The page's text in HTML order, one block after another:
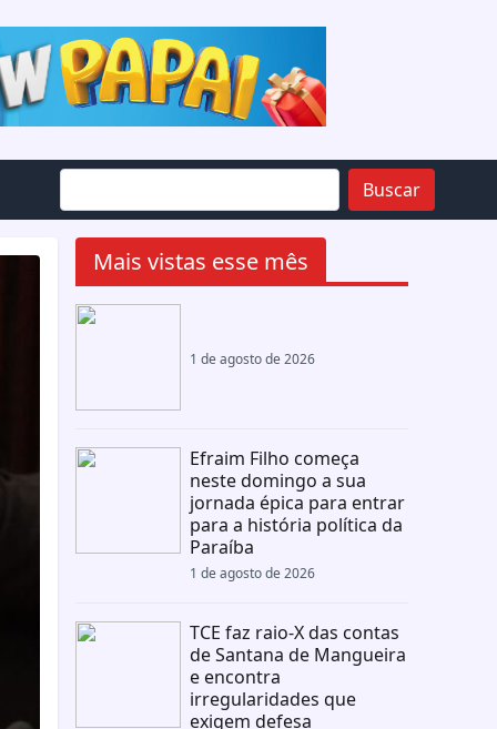
Buscar
Mais vistas esse mês
1 de agosto de 2026
Efraim Filho começa
neste domingo a sua
jornada épica para entrar
para a história política da
Paraíba
1 de agosto de 2026
TCE faz raio-X das contas
de Santana de Mangueira
e encontra
irregularidades que
exigem defesa